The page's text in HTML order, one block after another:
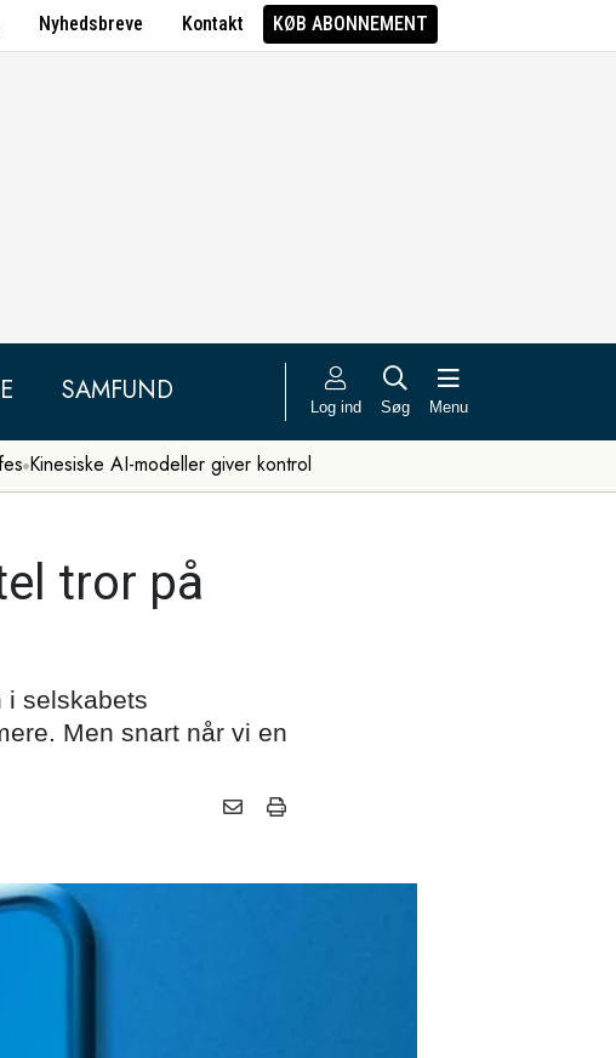
Nyhedsbreve Kontakt KØB ABONNEMENT
SAMFUND Log ind Søg Menu
Kinesiske AI-modeller giver kontrol
tror på
i selskabets
Men snart når vi en